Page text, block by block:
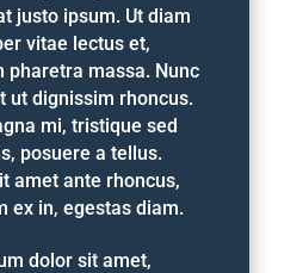
justo ipsum. Ut diam
vitae lectus et,
pharetra massa. Nunc
ut dignissim rhoncus.
mi, tristique sed
posuere a tellus.
amet ante rhoncus,
ex in, egestas diam.
dolor sit amet,